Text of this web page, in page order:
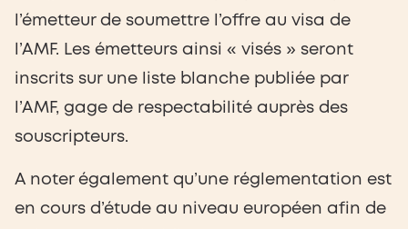
l’émetteur de soumettre l’offre au visa de
l’AMF. Les émetteurs ainsi « visés » seront
inscrits sur une liste blanche publiée par
l’AMF, gage de respectabilité auprès des
souscripteurs.
A noter également qu’une réglementation est
en cours d’étude au niveau européen afin de